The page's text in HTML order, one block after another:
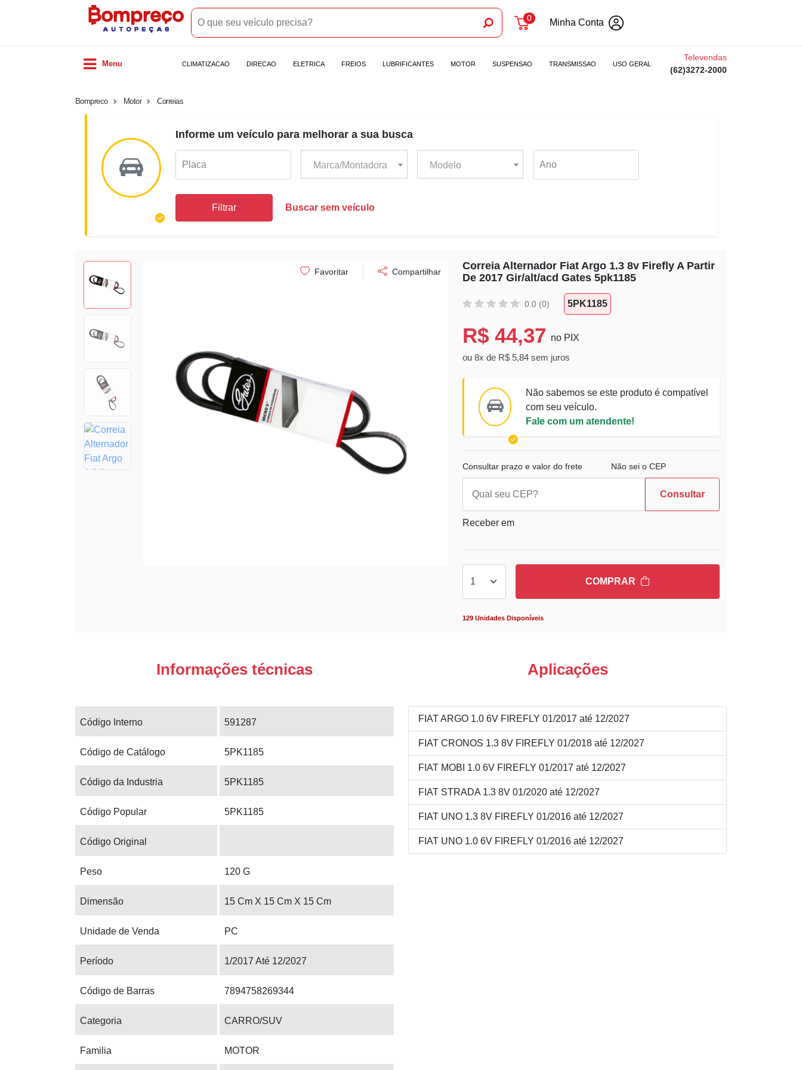
0 Minha Conta
Menu CLIMATIZACAO DIRECAO ELETRICA FREIOS LUBRIFICANTES MOTOR SUSPENSAO TRANSMISSAO USO GERAL
Televendas
(62)3272-2000
Bompreco Motor Correias
Informe um veículo para melhorar a sua busca
Marca/Montadora Modelo
Filtrar Buscar sem veículo
Favoritar Compartilhar
Correia Alternador Fiat Argo 1.3 8v Firefly A Partir
De 2017 Gir/alt/acd Gates 5pk1185
0.0 (0) 5PK1185
R$ 44,37 no PIX
ou 8x de R$ 5,84 sem juros
Não sabemos se este produto é compatível
com seu veículo.
Fale com um atendente!
Consultar prazo e valor do frete Não sei o CEP
Consultar
Receber em
COMPRAR
129 Unidades Disponíveis
Informações técnicas
Código Interno 591287
Código de Catálogo 5PK1185
Código da Industria 5PK1185
Código Popular 5PK1185
Código Original
Peso 120 G
Dimensão 15 Cm X 15 Cm X 15 Cm
Unidade de Venda PC
Período 1/2017 Até 12/2027
Código de Barras 7894758269344
Categoria CARRO/SUV
Familia MOTOR
Aplicações
FIAT ARGO 1.0 6V FIREFLY 01/2017 até 12/2027
FIAT CRONOS 1.3 8V FIREFLY 01/2018 até 12/2027
FIAT MOBI 1.0 6V FIREFLY 01/2017 até 12/2027
FIAT STRADA 1.3 8V 01/2020 até 12/2027
FIAT UNO 1.3 8V FIREFLY 01/2016 até 12/2027
FIAT UNO 1.0 6V FIREFLY 01/2016 até 12/2027